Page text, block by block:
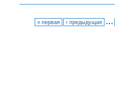
« первая ‹ предыдущая …